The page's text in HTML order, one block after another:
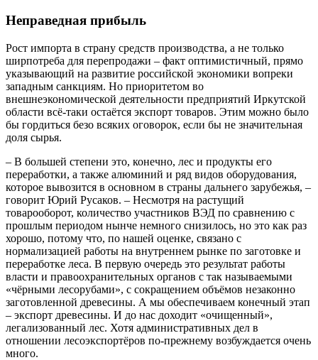
Неправедная прибыль
Рост импорта в страну средств производства, а не только
ширпотреба для перепродажи – факт оптимистичный, прямо
указывающий на развитие российской экономики вопреки
западным санкциям. Но приоритетом во
внешнеэкономической деятельности предприятий Иркутской
области всё-таки остаётся экспорт товаров. Этим можно было
бы гордиться безо всяких оговорок, если бы не значительная
доля сырья.
– В большей степени это, конечно, лес и продукты его
переработки, а также алюминий и ряд видов оборудования,
которое вывозится в основном в страны дальнего зарубежья, –
говорит Юрий Русаков. – Несмотря на растущий
товарооборот, количество участников ВЭД по сравнению с
прошлым периодом нынче немного снизилось, но это как раз
хорошо, потому что, по нашей оценке, связано с
нормализацией работы на внутреннем рынке по заготовке и
переработке леса. В первую очередь это результат работы
власти и правоохранительных органов с так называемыми
«чёрными лесорубами», с сокращением объёмов незаконно
заготовленной древесины. А мы обеспечиваем конечный этап
– экспорт древесины. И до нас доходит «очищенный»,
легализованный лес. Хотя административных дел в
отношении лесоэкспортёров по-прежнему возбуждается очень
много.